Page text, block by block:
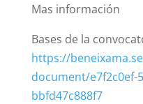
Mas información
Bases de la
https://
document/e7f2c0ef-
bbfd47c888f7